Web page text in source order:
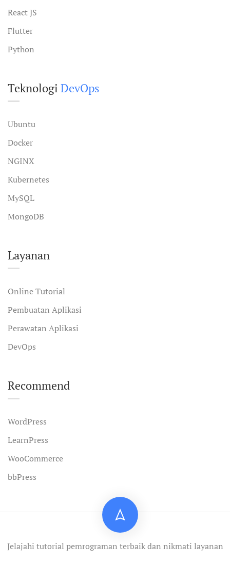
React JS
Flutter
Python
Teknologi DevOps
Ubuntu
Docker
NGINX
Kubernetes
MySQL
MongoDB
Layanan
Online Tutorial
Pembuatan Aplikasi
Perawatan Aplikasi
DevOps
Recommend
WordPress
LearnPress
WooCommerce
bbPress
Jelajahi tutorial pemrograman terbaik dan nikmati layanan